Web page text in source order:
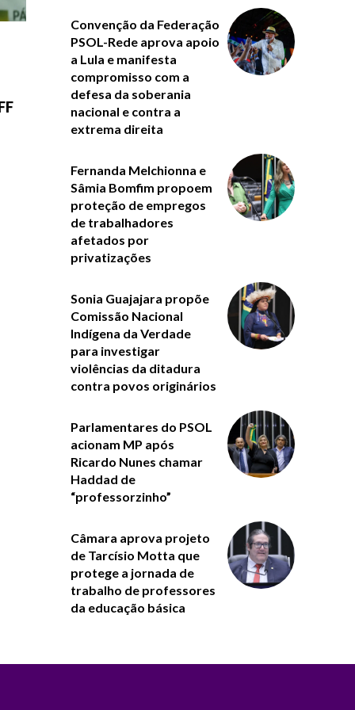
Convenção da Federação
PSOL-Rede aprova apoio
a Lula e manifesta
compromisso com a
defesa da soberania
nacional e contra a
extrema direita
Fernanda Melchionna e
Sâmia Bomfim propoem
proteção de empregos
de trabalhadores
afetados por
privatizações
Sonia Guajajara propõe
Comissão Nacional
Indígena da Verdade
para investigar
violências da ditadura
contra povos originários
Parlamentares do PSOL
acionam MP após
Ricardo Nunes chamar
Haddad de
“professorzinho”
Câmara aprova projeto
de Tarcísio Motta que
protege a jornada de
trabalho de professores
da educação básica